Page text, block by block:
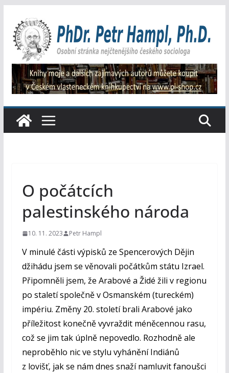
obsah
O počátcích
palestinského národa
10. 11. 2023 Petr Hampl
V minulé části výpisků ze Spencerových Dějin
džihádu jsem se věnovali počátkům státu Izrael.
Připomněli jsem, že Arabové a Židé žili v regionu
po staletí společně v Osmanském (tureckém)
impériu. Změny 20. století brali Arabové jako
příležitost konečně vyvraždit méněcennou rasu,
což se jim tak úplně nepovedlo. Rozhodně ale
neproběhlo nic ve stylu vyhánění Indiánů
z lovišť, jak se nám dnes snaží namluvit fanoušci